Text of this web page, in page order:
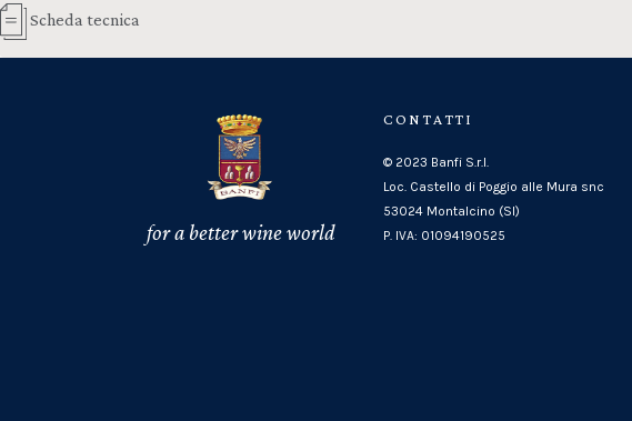
Scheda tecnica
for a better wine world
CONTATTI
© 2023 Banfi S.r.l.
Loc. Castello di Poggio alle Mura snc
53024 Montalcino (SI)
P. IVA: 01094190525